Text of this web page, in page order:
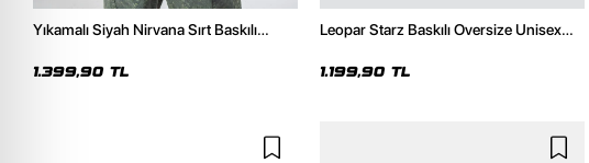
Yıkamalı Siyah Nirvana Sırt Baskılı
1.399,90 TL
Leopar Starz Baskılı Oversize Unisex
1.199,90 TL